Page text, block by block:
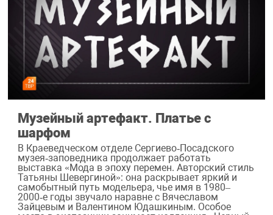
Музейный артефакт. Платье с
шарфом
В Краеведческом отделе Сергиево‑Посадского
музея‑заповедника продолжает работать
выставка «Мода в эпоху перемен. Авторский стиль
Татьяны Шевергиной»: она раскрывает яркий и
самобытный путь модельера, чье имя в 1980–
2000‑е годы звучало наравне с Вячеславом
Зайцевым и Валентином Юдашкиным. Особое